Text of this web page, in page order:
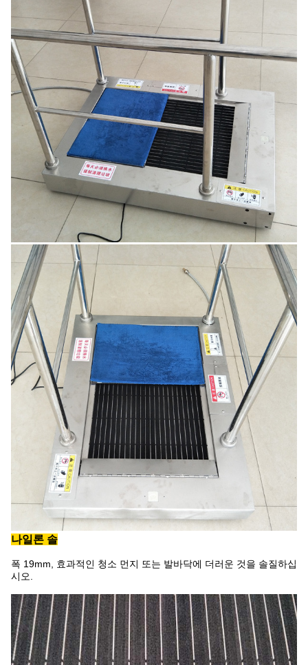
나일론 솔
폭 19mm, 효과적인 청소 먼지 또는 발바닥에 더러운 것을 솔질하십
시오.